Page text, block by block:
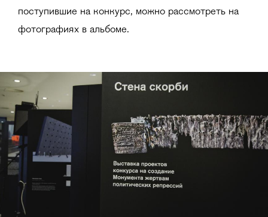
поступившие на конкурс, можно рассмотреть на
фотографиях в альбоме.